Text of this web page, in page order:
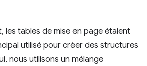
les tables de mise en page étaient
utilisé pour créer des structures
nous utilisons un mélange